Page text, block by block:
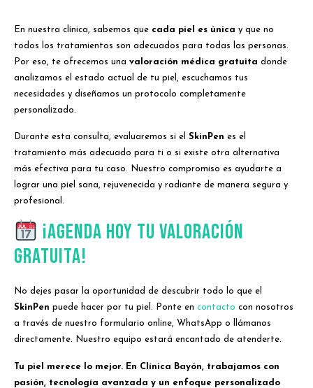
En nuestra clínica, sabemos que cada piel es única y que no
todos los tratamientos son adecuados para todas las personas.
Por eso, te ofrecemos una valoración médica gratuita donde
analizamos el estado actual de tu piel, escuchamos tus
necesidades y diseñamos un protocolo completamente
personalizado.
Durante esta consulta, evaluaremos si el SkinPen es el
tratamiento más adecuado para ti o si existe otra alternativa
más efectiva para tu caso. Nuestro compromiso es ayudarte a
lograr una piel sana, rejuvenecida y radiante de manera segura y
profesional.
¡Agenda hoy tu valoración
gratuita!
No dejes pasar la oportunidad de descubrir todo lo que el
SkinPen puede hacer por tu piel. Ponte en contacto con nosotros
a través de nuestro formulario online, WhatsApp o llámanos
directamente. Nuestro equipo estará encantado de atenderte.
Tu piel merece lo mejor. En Clínica Bayón, trabajamos con
pasión, tecnología avanzada y un enfoque personalizado